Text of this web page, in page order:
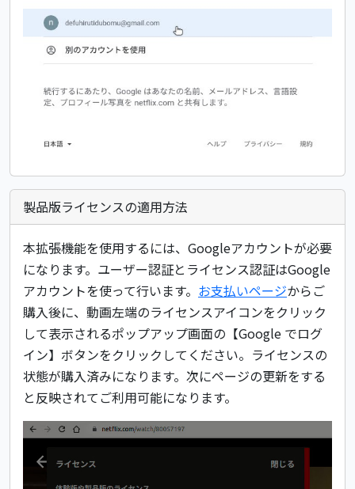
製品版ライセンスの適用方法
本拡張機能を使用するには、Googleアカウントが必要
になります。ユーザー認証とライセンス認証はGoogle
アカウントを使って行います。 お支払いページからご
購入後に、動画左端のライセンスアイコンをクリック
して表示されるポップアップ画面の【Google でログ
イン】ボタンをクリックしてください。ライセンスの
状態が購入済みになります。次にページの更新をする
と反映されてご利用可能になります。